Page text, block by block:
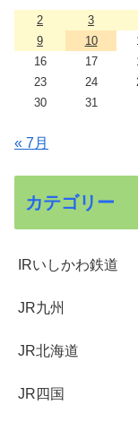
2
3
9
10
16
17
23
24
30
31
« 7月
カテゴリー
IRいしかわ鉄道
JR九州
JR北海道
JR四国